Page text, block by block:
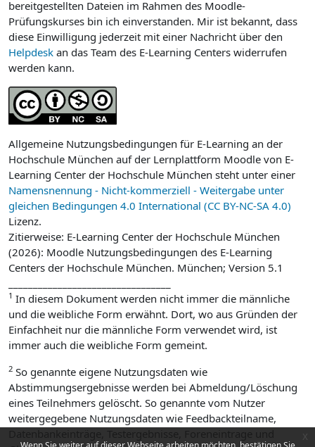
bereitgestellten Dateien im Rahmen des Moodle-
Prüfungskurses bin ich einverstanden. Mir ist bekannt, dass
diese Einwilligung jederzeit mit einer Nachricht über den
Helpdesk an das Team des E-Learning Centers widerrufen
werden kann.
Allgemeine Nutzungsbedingungen für E-Learning an der
Hochschule München auf der Lernplattform Moodle von E-
Learning Center der Hochschule München steht unter einer
Namensnennung - Nicht-kommerziell - Weitergabe unter
gleichen Bedingungen 4.0 International (CC BY-NC-SA 4.0)
Lizenz.
Zitierweise: E-Learning Center der Hochschule München
(2026): Moodle Nutzungsbedingungen des E-Learning
Centers der Hochschule München. München; Version 5.1
1 In diesem Dokument werden nicht immer die männliche
und die weibliche Form erwähnt. Dort, wo aus Gründen der
Einfachheit nur die männliche Form verwendet wird, ist
immer auch die weibliche Form gemeint.
2 So genannte eigene Nutzungsdaten wie
Abstimmungsergebnisse werden bei Abmeldung/Löschung
eines Teilnehmers gelöscht. So genannte vom Nutzer
weitergegebene Nutzungsdaten wie Feedbackteilname,